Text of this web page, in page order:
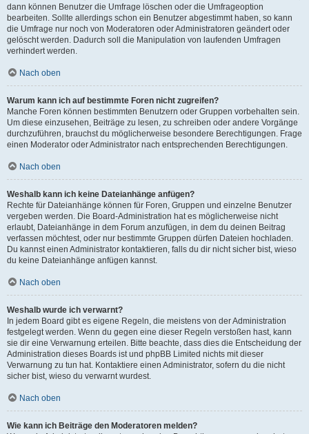
dann können Benutzer die Umfrage löschen oder die Umfrageoption
bearbeiten. Sollte allerdings schon ein Benutzer abgestimmt haben, so kann
die Umfrage nur noch von Moderatoren oder Administratoren geändert oder
gelöscht werden. Dadurch soll die Manipulation von laufenden Umfragen
verhindert werden.
Nach oben
Warum kann ich auf bestimmte Foren nicht zugreifen?
Manche Foren können bestimmten Benutzern oder Gruppen vorbehalten sein.
Um diese einzusehen, Beiträge zu lesen, zu schreiben oder andere Vorgänge
durchzuführen, brauchst du möglicherweise besondere Berechtigungen. Frage
einen Moderator oder Administrator nach entsprechenden Berechtigungen.
Nach oben
Weshalb kann ich keine Dateianhänge anfügen?
Rechte für Dateianhänge können für Foren, Gruppen und einzelne Benutzer
vergeben werden. Die Board-Administration hat es möglicherweise nicht
erlaubt, Dateianhänge in dem Forum anzufügen, in dem du deinen Beitrag
verfassen möchtest, oder nur bestimmte Gruppen dürfen Dateien hochladen.
Du kannst einen Administrator kontaktieren, falls du dir nicht sicher bist, wieso
du keine Dateianhänge anfügen kannst.
Nach oben
Weshalb wurde ich verwarnt?
In jedem Board gibt es eigene Regeln, die meistens von der Administration
festgelegt werden. Wenn du gegen eine dieser Regeln verstoßen hast, kann
sie dir eine Verwarnung erteilen. Bitte beachte, dass dies die Entscheidung der
Administration dieses Boards ist und phpBB Limited nichts mit dieser
Verwarnung zu tun hat. Kontaktiere einen Administrator, sofern du die nicht
sicher bist, wieso du verwarnt wurdest.
Nach oben
Wie kann ich Beiträge den Moderatoren melden?